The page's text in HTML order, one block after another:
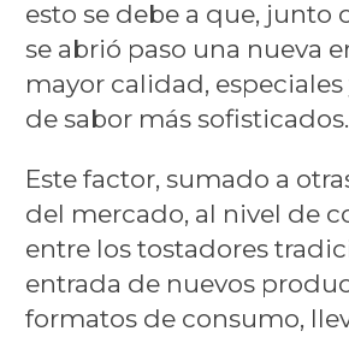
esto se debe a que, junto
se abrió paso una nueva
mayor calidad,
de sabor más sofisticados.
Este factor, sumado a
del mercado, al nivel de
entre los tostadores
entrada de nuevos
formatos de consumo,